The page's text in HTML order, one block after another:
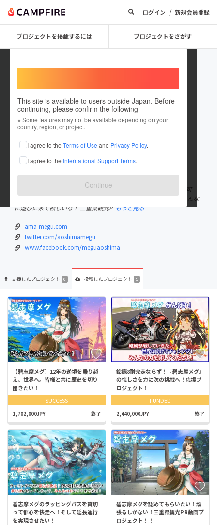
ログイン / 新規会員登録
プロジェクトを掲載するには プロジェクトをさがす
This site is available to users outside Japan. Before
continuing, please confirm the following.
※ Some features may not be available depending on your
country, region, or project.
I agree to the Terms of Use and Privacy Policy.
I agree to the International Support Terms.
Continue
aoshimamegu
これまでに5件のプロジェクトを投稿しています
在住国：日本 現在地：三重県
出身国：日本 出身地：三重県
三重県 伊勢志摩海女萌えキャラクター 碧志摩 メグ（CV:小松未可
子）です！ 三重県は北から南まで良いところいっぱいやに！ みんな
に遊びに来て欲しいな！ 三重県観光P もっと見る
ama-megu.com
twitter.com/aoshimamegu
www.facebook.com/meguaoshima
支援したプロジェクト 0 投稿したプロジェクト 5
【碧志摩メグ】12年の逆境を乗り越
え、世界へ。皆様と共に歴史を切り
開きたい！
SUCCESS
1,702,000JPY 終了
鈴鹿8耐完走ならず！『碧志摩メグ』
の悔しさを力に次の挑戦へ！応援プ
ロジェクト！
FUNDED
2,440,000JPY 終了
碧志摩メグのラッピングバスを貸切
って都心を快走へ！そして延長運行
を実現させたい！
碧志摩メグを認めてもらいたい！頑
張るしかない！三重県観光PR動画プ
ロジェクト！！